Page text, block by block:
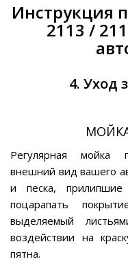
Инструкция
2113 /
4. Уход
Регулярная мойка
внешний вид вашего
и песка, прилипшие
поцарапать
выделяемый
воздействии на
пятна.